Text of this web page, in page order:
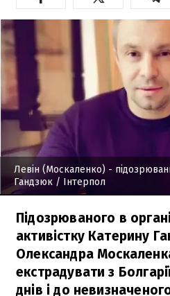
Левін (Москаленко) -
Гандзюк / Інтерпол
Підозрюваного в
активістку Катерину
Олександра
екстрадувати з
днів і до